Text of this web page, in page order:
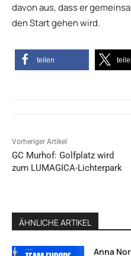
davon aus, dass er
den Start gehen wird.
teilen
Vorheriger Artikel
GC Murhof: Golfplatz wird
zum LUMAGICA-Lichterpark
ÄHNLICHE ARTIKEL
Anna